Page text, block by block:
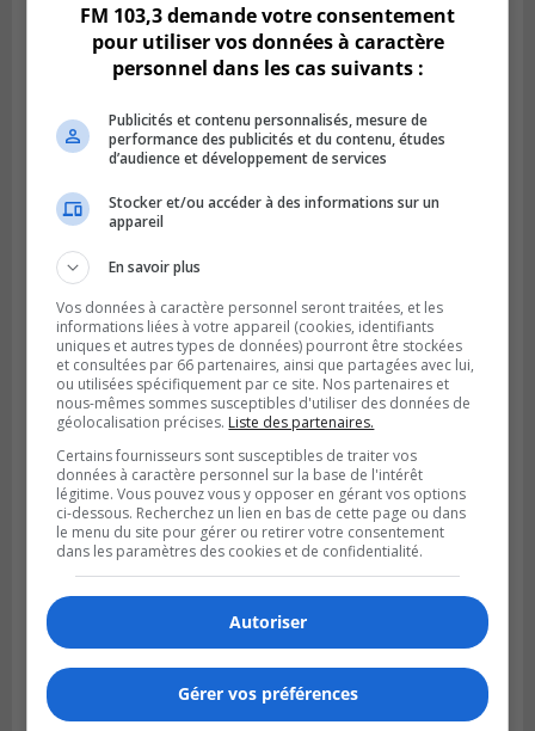
BROSSARD
Le Festin culturel rassemblera les familles
à Brossard
Publié le 1 août 2026 à 16h03
Le Festival Kaput propose des activités
récupératrices
FM 103,3 demande votre consentement
pour utiliser vos données à caractère
personnel dans les cas suivants :
Publicités et contenu personnalisés, mesure de
performance des publicités et du contenu, études
d’audience et développement de services
Stocker et/ou accéder à des informations sur un
appareil
En savoir plus
Vos données à caractère personnel seront traitées, et les
informations liées à votre appareil (cookies, identifiants
uniques et autres types de données) pourront être stockées
et consultées par 66 partenaires, ainsi que partagées avec lui,
ou utilisées spécifiquement par ce site. Nos partenaires et
nous-mêmes sommes susceptibles d'utiliser des données de
géolocalisation précises. Liste des partenaires.
Certains fournisseurs sont susceptibles de traiter vos
données à caractère personnel sur la base de l'intérêt
légitime. Vous pouvez vous y opposer en gérant vos options
ci-dessous. Recherchez un lien en bas de cette page ou dans
le menu du site pour gérer ou retirer votre consentement
dans les paramètres des cookies et de confidentialité.
Autoriser
Gérer vos préférences